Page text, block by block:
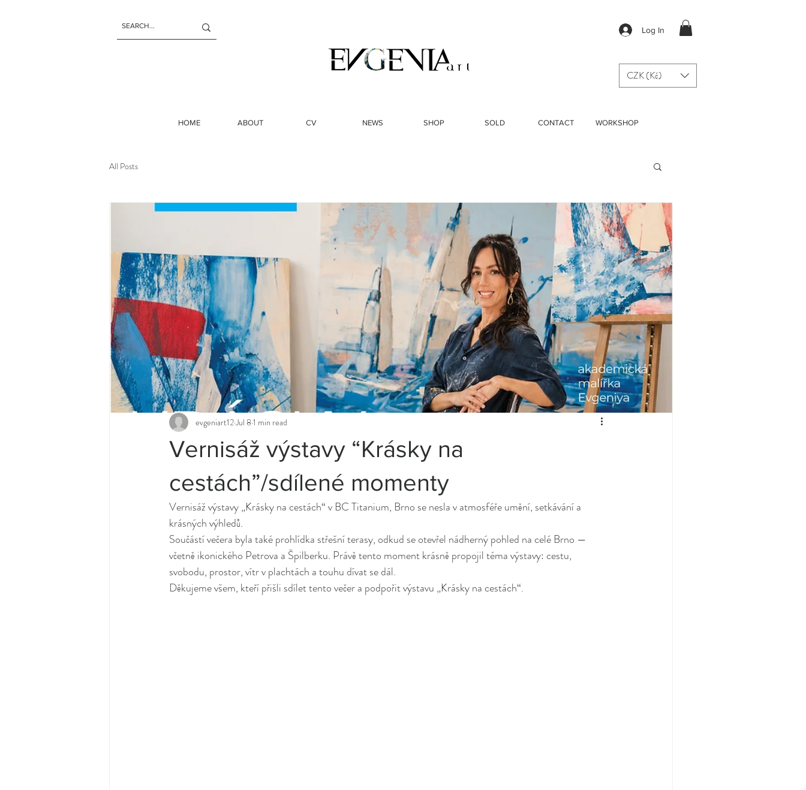
Log In
CZK (Kč)
HOME ABOUT CV NEWS SHOP SOLD CONTACT WORKSHOP
All Posts
Vernisáž výstavy “Krásky na
cestách”/sdílené momenty
evgeniart12Jul 8 1 min read
Vernisáž výstavy „Krásky na cestách“ v BC Titanium, Brno se nesla v atmosféře umění, setkávání a
krásných výhledů.
Součástí večera byla také prohlídka střešní terasy, odkud se otevřel nádherný pohled na celé Brno —
včetně ikonického Petrova a Špilberku. Právě tento moment krásně propojil téma výstavy: cestu,
svobodu, prostor, vítr v plachtách a touhu dívat se dál.
Děkujeme všem, kteří přišli sdílet tento večer a podpořit výstavu „Krásky na cestách“.